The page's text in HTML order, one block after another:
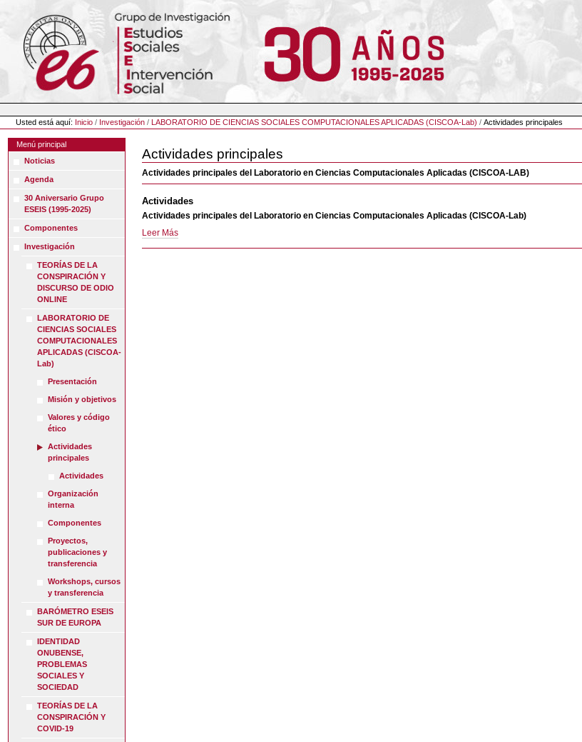
contenido.
navegación
Herramientas
Personales
Usted está aquí: Inicio / Investigación /LABORATORIO DE CIENCIAS SOCIALES COMPUTACIONALES APLICADAS (CISCOA-Lab) /Actividades principales
Menú principal
Noticias
Agenda
30 Aniversario Grupo
ESEIS (1995-2025)
Componentes
Investigación
TEORÍAS DE LA
CONSPIRACIÓN Y
DISCURSO DE ODIO
ONLINE
LABORATORIO DE
CIENCIAS SOCIALES
COMPUTACIONALES
APLICADAS (CISCOA-
Lab)
Presentación
Misión y objetivos
Valores y código
ético
Actividades
principales
Actividades
Organización
interna
Componentes
Proyectos,
publicaciones y
transferencia
Workshops, cursos
y transferencia
BARÓMETRO ESEIS
SUR DE EUROPA
IDENTIDAD
ONUBENSE,
PROBLEMAS
SOCIALES Y
SOCIEDAD
TEORÍAS DE LA
CONSPIRACIÓN Y
COVID-19
Actividades principales
Actividades principales del Laboratorio en Ciencias Computacionales Aplicadas (CISCOA-LAB)
Actividades
Actividades principales del Laboratorio en Ciencias Computacionales Aplicadas (CISCOA-Lab)
Actividades
Leer Más